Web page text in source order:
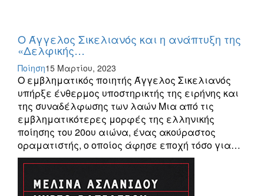
Ο Άγγελος Σικελιανός και η ανάπτυξη της
«Δελφικής…
Ποίηση15 Μαρτίου, 2023
Ο εμβληματικός ποιητής Άγγελος Σικελιανός
υπήρξε ένθερμος υποστηρικτής της ειρήνης και
της συναδέλφωσης των λαών Μια από τις
εμβληματικότερες μορφές της ελληνικής
ποίησης του 20ου αιώνα, ένας ακούραστος
οραματιστής, ο οποίος άφησε εποχή τόσο για…